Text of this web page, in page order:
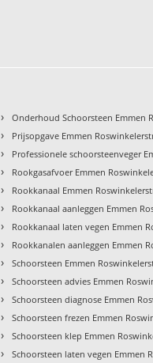
› Onderhoud Schoorsteen Emmen
› Prijsopgave Emmen
› Professionele schoorsteenveger
› Rookgasafvoer Emmen
› Rookkanaal Emmen
› Rookkanaal aanleggen Emmen
› Rookkanaal laten vegen Emmen
› Rookkanalen aanleggen Emmen
› Schoorsteen Emmen
› Schoorsteen advies Emmen
› Schoorsteen diagnose Emmen
› Schoorsteen frezen Emmen
› Schoorsteen klep Emmen
› Schoorsteen laten vegen Emmen